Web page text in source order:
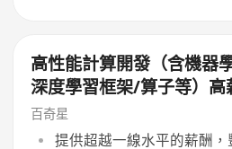
高性能計算開發（含機器
深度學習框架/算子等）高
百奇星
提供超越一線水平的薪酬，